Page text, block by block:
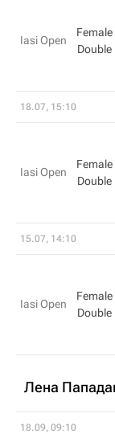
Iasi Open
Female
Double
18.07, 15:10
Iasi Open
Female
Double
15.07, 14:10
Iasi Open
Female
Double
Лена
18.09, 09:10